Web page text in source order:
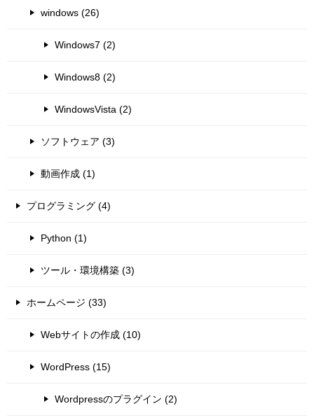
windows (26)
Windows7 (2)
Windows8 (2)
WindowsVista (2)
ソフトウェア (3)
動画作成 (1)
プログラミング (4)
Python (1)
ツール・環境構築 (3)
ホームページ (33)
Webサイトの作成 (10)
WordPress (15)
Wordpressのプラグイン (2)